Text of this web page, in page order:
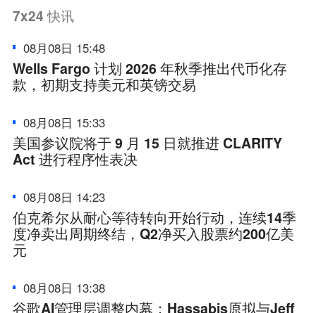
7x24快讯
08月08日 15:48
Wells Fargo 计划 2026 年秋季推出代币化存
款，初期支持美元和英镑交易
08月08日 15:33
美国参议院将于 9 月 15 日就推进 CLARITY
Act 进行程序性表决
08月08日 14:23
伯克希尔从耐心等待转向开始行动，连续14季
度净卖出周期终结，Q2净买入股票约200亿美
元
08月08日 13:38
谷歌AI管理层调整内幕：Hassabis原拟与Jeff